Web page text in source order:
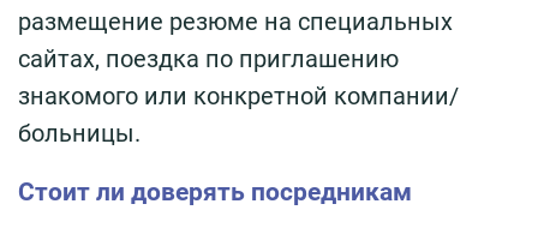
размещение резюме на специальных
сайтах, поездка по приглашению
знакомого или конкретной компании/
больницы.
Стоит ли доверять посредникам